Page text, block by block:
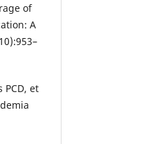
of
A
PCD, et